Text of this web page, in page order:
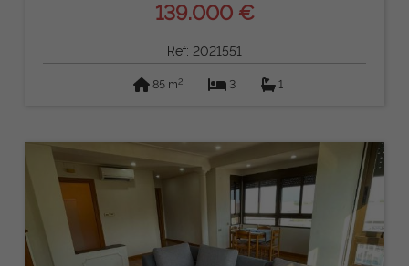
139.000 €
Ref: 2021551
85 m2 3 1